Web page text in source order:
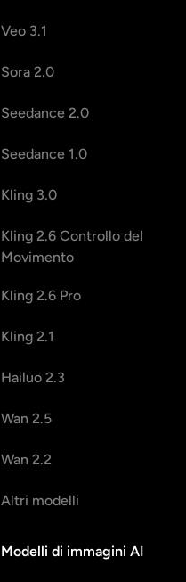
Veo 3.1
Sora 2.0
Seedance 2.0
Seedance 1.0
Kling 3.0
Kling 2.6 Controllo del
Movimento
Kling 2.6 Pro
Kling 2.1
Hailuo 2.3
Wan 2.5
Wan 2.2
Altri modelli
Modelli di immagini AI